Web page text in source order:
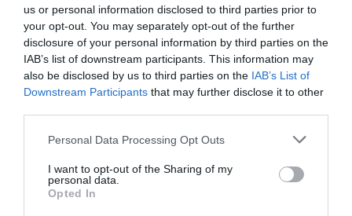
us or personal information disclosed to third parties prior to
your opt-out. You may separately opt-out of the further
disclosure of your personal information by third parties on the
IAB’s list of downstream participants. This information may
also be disclosed by us to third parties on the IAB’s List of
Downstream Participants that may further disclose it to other
Personal Data Processing Opt Outs
I want to opt-out of the Sharing of my
personal data.
Opted In
Ο ΚΑΙΡΟΣ